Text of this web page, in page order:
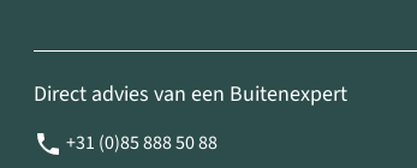
Direct advies van een Buitenexpert
+31 (0)85 888 50 88